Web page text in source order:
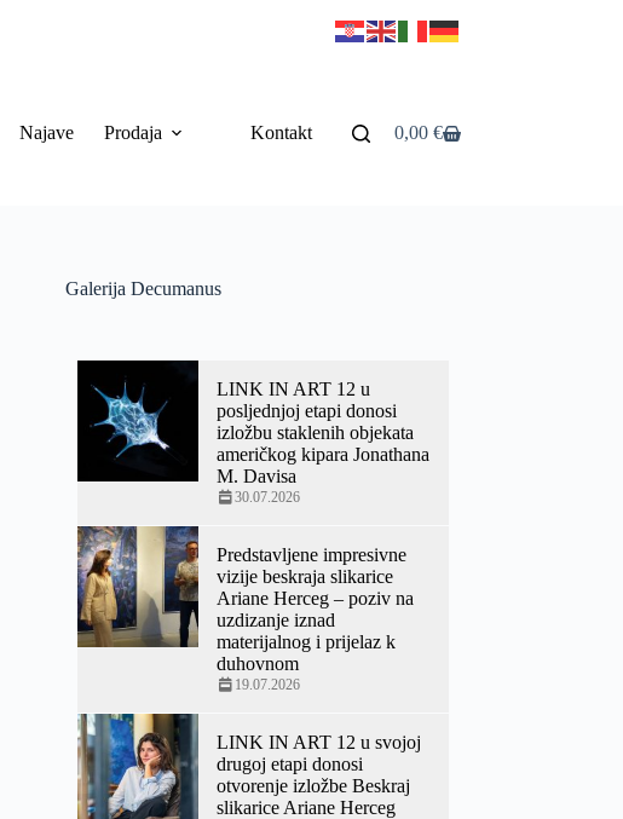
Najave Prodaja Kontakt 0,00 €
Galerija Decumanus
LINK IN ART 12 u
posljednjoj etapi donosi
izložbu staklenih objekata
američkog kipara Jonathana
M. Davisa
30.07.2026
Predstavljene impresivne
vizije beskraja slikarice
Ariane Herceg – poziv na
uzdizanje iznad
materijalnog i prijelaz k
duhovnom
19.07.2026
LINK IN ART 12 u svojoj
drugoj etapi donosi
otvorenje izložbe Beskraj
slikarice Ariane Herceg